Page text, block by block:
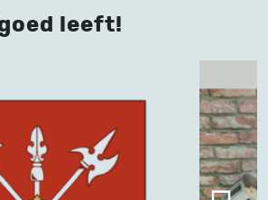
leeft!